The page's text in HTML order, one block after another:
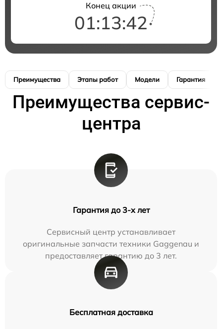
Конец акции
01:13:42
Преимущества Этапы работ Модели Гарантия
Преимущества сервис-
центра
Гарантия до 3-х лет
Сервисный центр устанавливает
оригинальные запчасти техники Gaggenau и
предоставляет гарантию до 3 лет.
Бесплатная доставка